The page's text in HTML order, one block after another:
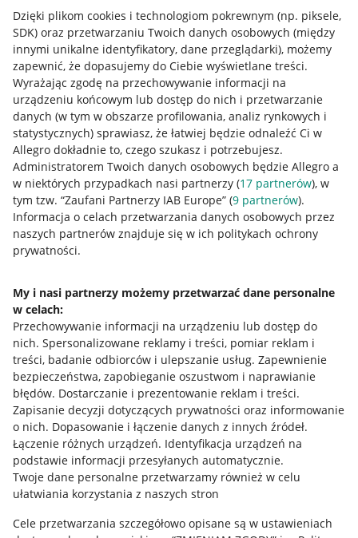
Dzięki plikom cookies i technologiom pokrewnym (np. piksele,
SDK) oraz przetwarzaniu Twoich danych osobowych (między
innymi unikalne identyfikatory, dane przeglądarki), możemy
zapewnić, że dopasujemy do Ciebie wyświetlane treści.
Wyrażając zgodę na przechowywanie informacji na
urządzeniu końcowym lub dostęp do nich i przetwarzanie
danych (w tym w obszarze profilowania, analiz rynkowych i
statystycznych) sprawiasz, że łatwiej będzie odnaleźć Ci w
Allegro dokładnie to, czego szukasz i potrzebujesz.
Administratorem Twoich danych osobowych będzie Allegro a
w niektórych przypadkach nasi partnerzy (17 partnerów), w
tym tzw. “Zaufani Partnerzy IAB Europe” (9 partnerów).
Informacja o celach przetwarzania danych osobowych przez
naszych partnerów znajduje się w ich politykach ochrony
prywatności.
My i nasi partnerzy możemy przetwarzać dane personalne
w celach:
Przechowywanie informacji na urządzeniu lub dostęp do
nich. Spersonalizowane reklamy i treści, pomiar reklam i
treści, badanie odbiorców i ulepszanie usług. Zapewnienie
bezpieczeństwa, zapobieganie oszustwom i naprawianie
błędów. Dostarczanie i prezentowanie reklam i treści.
Zapisanie decyzji dotyczących prywatności oraz informowanie
o nich. Dopasowanie i łączenie danych z innych źródeł.
Łączenie różnych urządzeń. Identyfikacja urządzeń na
podstawie informacji przesyłanych automatycznie.
Twoje dane personalne przetwarzamy również w celu
ułatwiania korzystania z naszych stron
Cele przetwarzania szczegółowo opisane są w ustawieniach
Przydatne informacje
Jak to działa
Napisz do nas
Allegro Gadane dla sprzedających
Allegro Gadane dla kupujących
Mapa miejscowości
Informacje prawne
Regulamin
Ustawienia plików "cookies"
Udostępnianie lokalizacji
Informacje dla Aktu o Usługach Cyfrowych
Pobierz aplikację